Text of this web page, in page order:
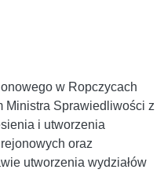
w Ropczycach
Ministra Sprawiedliwości z
i utworzenia
oraz
utworzenia wydziałów